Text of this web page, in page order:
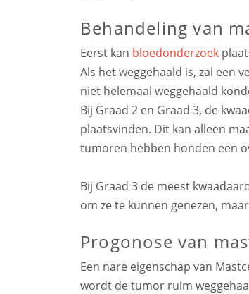
Behandeling van
Eerst kan bloedonderzoek
Als het weggehaald is, zal een
niet helemaal weggehaald
Bij Graad 2 en Graad 3, de
plaatsvinden. Dit kan alleen
tumoren hebben honden een
Bij Graad 3 de meest
om ze te kunnen genezen,
Progonose van
Een nare eigenschap van
wordt de tumor ruim